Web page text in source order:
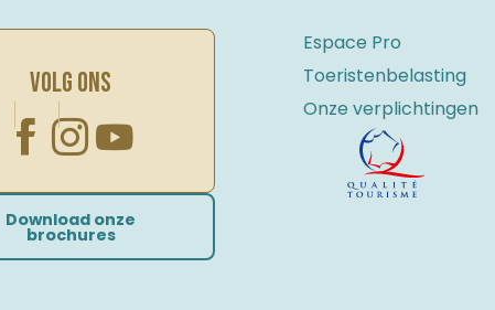
VOLG ONS
Download onze
brochures
Espace Pro
Toeristenbelasting
Onze verplichtingen